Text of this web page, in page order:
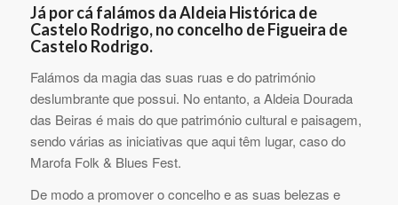
Já por cá falámos da Aldeia Histórica de
Castelo Rodrigo, no concelho de Figueira de
Castelo Rodrigo.
Falámos da magia das suas ruas e do património
deslumbrante que possui. No entanto, a Aldeia Dourada
das Beiras é mais do que património cultural e paisagem,
sendo várias as iniciativas que aqui têm lugar, caso do
Marofa Folk & Blues Fest.
De modo a promover o concelho e as suas belezas e